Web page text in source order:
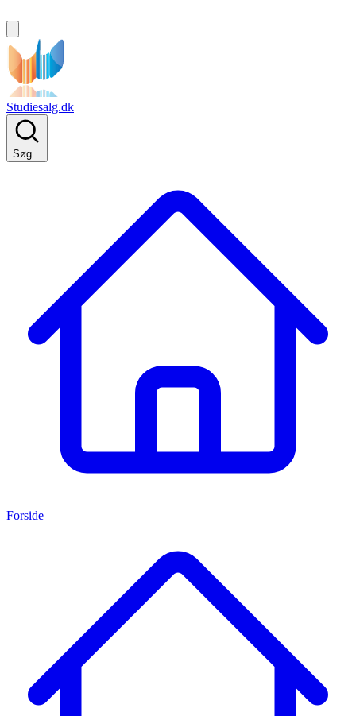
Studiesalg.dk
Søg...
Forside